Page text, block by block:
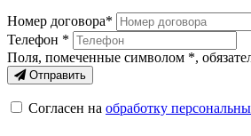
Номер договора*
Телефон *
Поля, помеченные символом *,
Отправить
Согласен на обработку